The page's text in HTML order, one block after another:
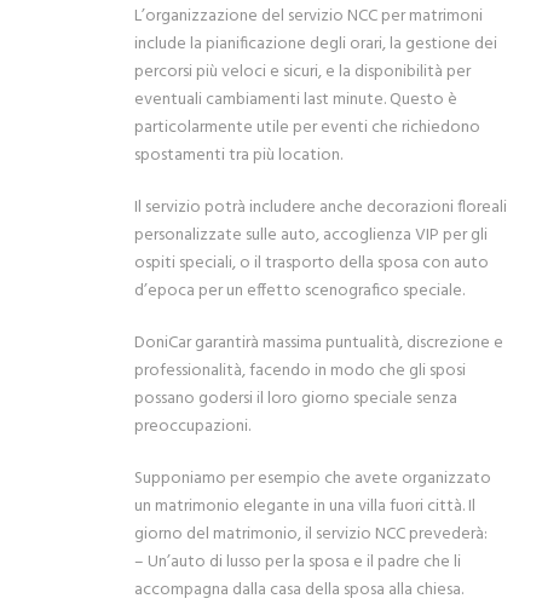
L’organizzazione del servizio NCC per matrimoni
include la pianificazione degli orari, la gestione dei
percorsi più veloci e sicuri, e la disponibilità per
eventuali cambiamenti last minute. Questo è
particolarmente utile per eventi che richiedono
spostamenti tra più location.
Il servizio potrà includere anche decorazioni floreali
personalizzate sulle auto, accoglienza VIP per gli
ospiti speciali, o il trasporto della sposa con auto
d’epoca per un effetto scenografico speciale.
DoniCar garantirà massima puntualità, discrezione e
professionalità, facendo in modo che gli sposi
possano godersi il loro giorno speciale senza
preoccupazioni.
Supponiamo per esempio che avete organizzato
un matrimonio elegante in una villa fuori città. Il
giorno del matrimonio, il servizio NCC prevederà:
– Un’auto di lusso per la sposa e il padre che li
accompagna dalla casa della sposa alla chiesa.